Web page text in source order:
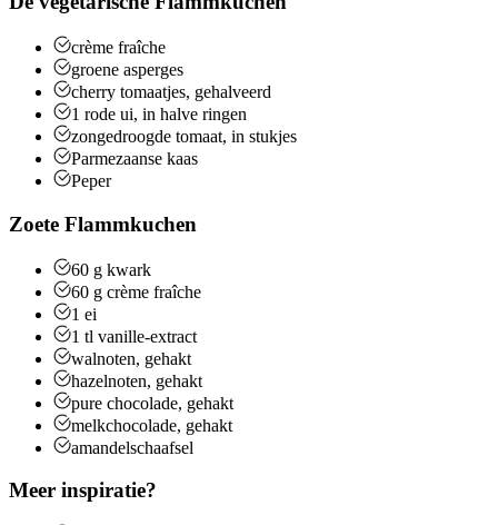
crème fraîche
groene asperges
cherry tomaatjes, gehalveerd
1 rode ui, in halve ringen
zongedroogde tomaat, in stukjes
Parmezaanse kaas
Peper
Zoete Flammkuchen
60 g kwark
60 g crème fraîche
1 ei
1 tl vanille-extract
walnoten, gehakt
hazelnoten, gehakt
pure chocolade, gehakt
melkchocolade, gehakt
amandelschaafsel
Meer inspiratie?